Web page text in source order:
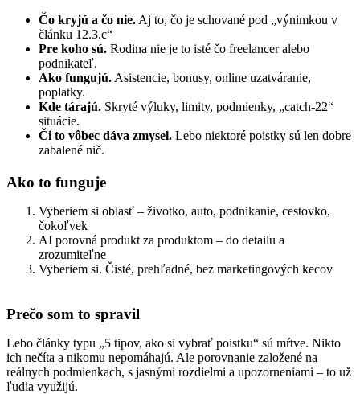
Čo kryjú a čo nie. Aj to, čo je schované pod „výnimkou v
článku 12.3.c“
Pre koho sú. Rodina nie je to isté čo freelancer alebo
podnikateľ.
Ako fungujú. Asistencie, bonusy, online uzatváranie,
poplatky.
Kde tárajú. Skryté výluky, limity, podmienky, „catch-22“
situácie.
Či to vôbec dáva zmysel. Lebo niektoré poistky sú len dobre
zabalené nič.
Ako to funguje
Vyberiem si oblasť – životko, auto, podnikanie, cestovko,
čokoľvek
AI porovná produkt za produktom – do detailu a
zrozumiteľne
Vyberiem si. Čisté, prehľadné, bez marketingových kecov
Prečo som to spravil
Lebo články typu „5 tipov, ako si vybrať poistku“ sú mŕtve. Nikto
ich nečíta a nikomu nepomáhajú. Ale porovnanie založené na
reálnych podmienkach, s jasnými rozdielmi a upozorneniami – to už
ľudia využijú.